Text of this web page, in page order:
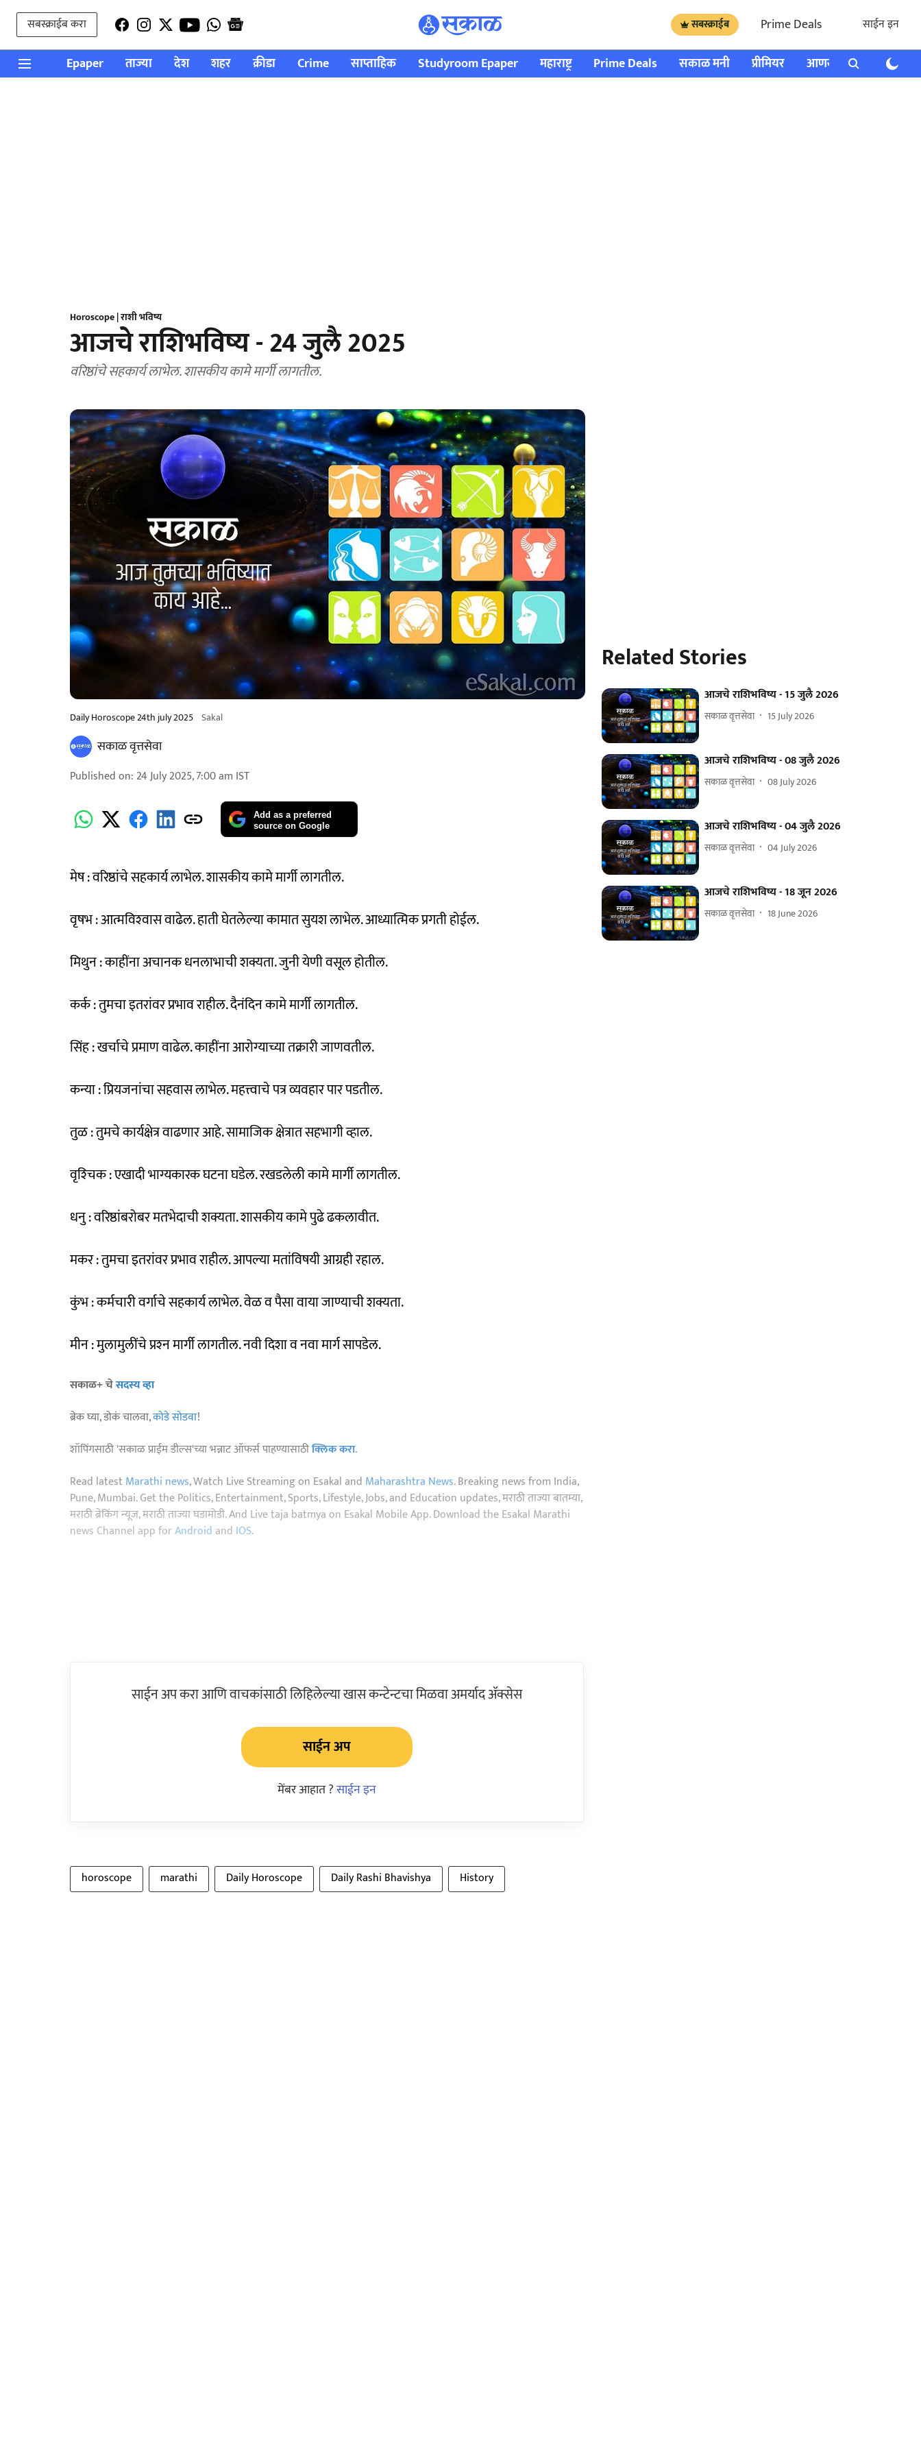
सबस्क्राईब करा सबस्क्राईब Prime Deals साईन इन
Epaper ताज्या देश शहर क्रीडा Crime साप्ताहिक Studyroom Epaper महाराष्ट्र Prime Deals सकाळ मनी प्रीमियर आणखी राशी भविष्य
Horoscope | राशी भविष्य
आजचे राशिभविष्य - 24 जुलै 2025
वरिष्ठांचे सहकार्य लाभेल. शासकीय कामे मार्गी लागतील.
Daily Horoscope 24th july 2025 Sakal
सकाळ वृत्तसेवा
Published on: 24 July 2025, 7:00 am IST
Add as a preferred
source on Google
मेष : वरिष्ठांचे सहकार्य लाभेल. शासकीय कामे मार्गी लागतील.
वृषभ : आत्मविश्‍वास वाढेल. हाती घेतलेल्या कामात सुयश लाभेल. आध्यात्मिक प्रगती होईल.
मिथुन : काहींना अचानक धनलाभाची शक्यता. जुनी येणी वसूल होतील.
कर्क : तुमचा इतरांवर प्रभाव राहील. दैनंदिन कामे मार्गी लागतील.
सिंह : खर्चाचे प्रमाण वाढेल. काहींना आरोग्याच्या तक्रारी जाणवतील.
कन्या : प्रियजनांचा सहवास लाभेल. महत्त्वाचे पत्र व्यवहार पार पडतील.
तुळ : तुमचे कार्यक्षेत्र वाढणार आहे. सामाजिक क्षेत्रात सहभागी व्हाल.
वृश्‍चिक : एखादी भाग्यकारक घटना घडेल. रखडलेली कामे मार्गी लागतील.
धनु : वरिष्ठांबरोबर मतभेदाची शक्यता. शासकीय कामे पुढे ढकलावीत.
मकर : तुमचा इतरांवर प्रभाव राहील. आपल्या मतांविषयी आग्रही रहाल.
कुंभ : कर्मचारी वर्गाचे सहकार्य लाभेल. वेळ व पैसा वाया जाण्याची शक्यता.
मीन : मुलामुलींचे प्रश्‍न मार्गी लागतील. नवी दिशा व नवा मार्ग सापडेल.
सकाळ+ चेसदस्य व्हा
ब्रेक घ्या, डोकं चालवा,कोडे सोडवा!
शॉपिंगसाठी 'सकाळ प्राईम डील्स'च्या भन्नाट ऑफर्स पाहण्यासाठीक्लिक करा.
Read latestMarathi news, Watch Live Streaming on Esakal and Maharashtra News. Breaking news from India,
Pune, Mumbai. Get the Politics, Entertainment, Sports, Lifestyle, Jobs, and Education updates, मराठी ताज्या बातम्या,
मराठी ब्रेकिंग न्यूज, मराठी ताज्या घडामोडी. And Live taja batmya on Esakal Mobile App. Download the Esakal Marathi
news Channel app forAndroidand IOS.
साईन अप करा आणि वाचकांसाठी लिहिलेल्या खास कन्टेन्टचा मिळवा अमर्याद ॲक्सेस
साईन अप
मेंबर आहात ?साईन इन
horoscope marathi Daily Horoscope Daily Rashi Bhavishya History
Related Stories
आजचे राशिभविष्य - 15 जुलै 2026
सकाळ वृत्तसेवा 15 July 2026
आजचे राशिभविष्य - 08 जुलै 2026
सकाळ वृत्तसेवा 08 July 2026
आजचे राशिभविष्य - 04 जुलै 2026
सकाळ वृत्तसेवा 04 July 2026
आजचे राशिभविष्य - 18 जून 2026
सकाळ वृत्तसेवा 18 June 2026